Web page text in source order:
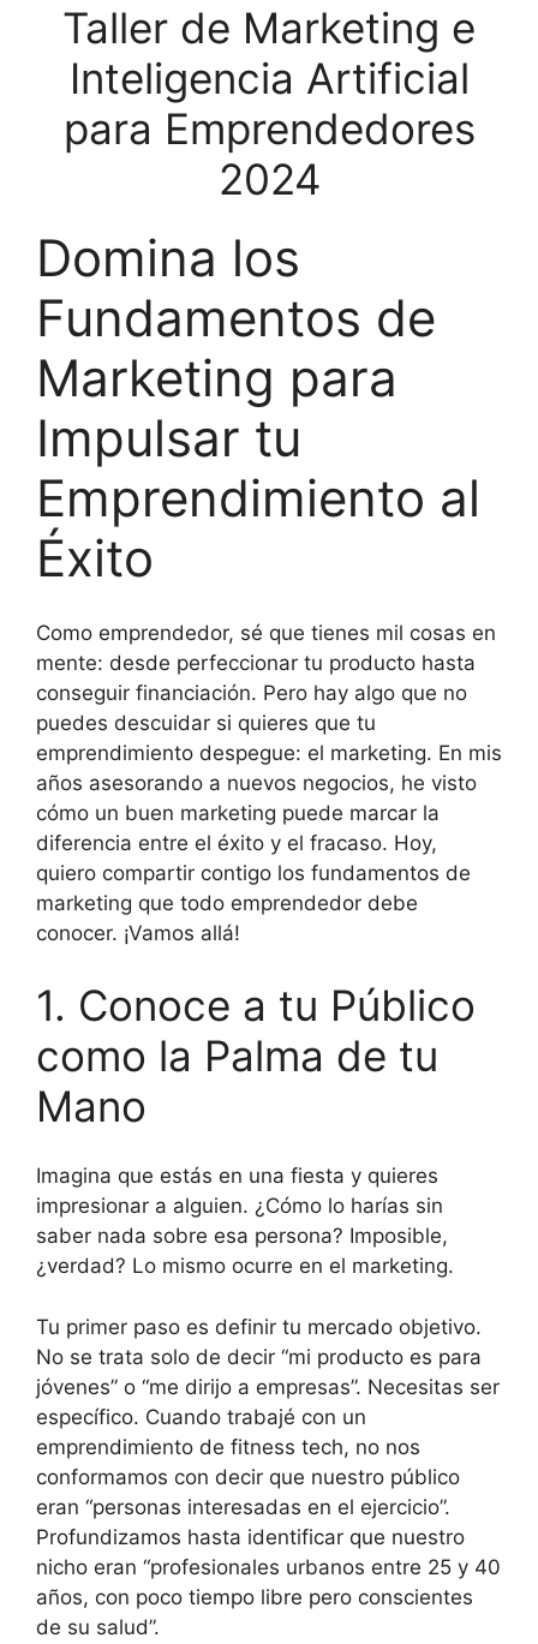
Taller de Marketing e
Inteligencia Artificial
para Emprendedores
2024
Domina los
Fundamentos de
Marketing para
Impulsar tu
Emprendimiento al
Éxito
Como emprendedor, sé que tienes mil cosas en
mente: desde perfeccionar tu producto hasta
conseguir financiación. Pero hay algo que no
puedes descuidar si quieres que tu
emprendimiento despegue: el marketing. En mis
años asesorando a nuevos negocios, he visto
cómo un buen marketing puede marcar la
diferencia entre el éxito y el fracaso. Hoy,
quiero compartir contigo los fundamentos de
marketing que todo emprendedor debe
conocer. ¡Vamos allá!
1. Conoce a tu Público
como la Palma de tu
Mano
Imagina que estás en una fiesta y quieres
impresionar a alguien. ¿Cómo lo harías sin
saber nada sobre esa persona? Imposible,
¿verdad? Lo mismo ocurre en el marketing.
Tu primer paso es definir tu mercado objetivo.
No se trata solo de decir “mi producto es para
jóvenes” o “me dirijo a empresas”. Necesitas ser
específico. Cuando trabajé con un
emprendimiento de fitness tech, no nos
conformamos con decir que nuestro público
eran “personas interesadas en el ejercicio”.
Profundizamos hasta identificar que nuestro
nicho eran “profesionales urbanos entre 25 y 40
años, con poco tiempo libre pero conscientes
de su salud”.